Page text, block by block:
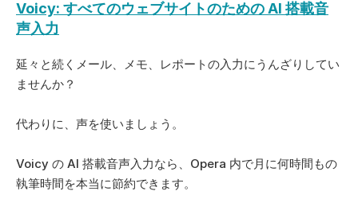
Voicy: すべてのウェブサイトのための AI 搭載音
声入力
延々と続くメール、メモ、レポートの入力にうんざりしてい
ませんか？
代わりに、声を使いましょう。
Voicy の AI 搭載音声入力なら、Opera 内で月に何時間もの
執筆時間を本当に節約できます。